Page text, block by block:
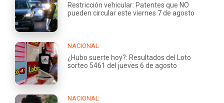
Restricción vehicular: Patentes que NO
pueden circular este viernes 7 de agosto
NACIONAL
¿Hubo suerte hoy?: Resultados del Loto
sorteo 5461 del jueves 6 de agosto
NACIONAL